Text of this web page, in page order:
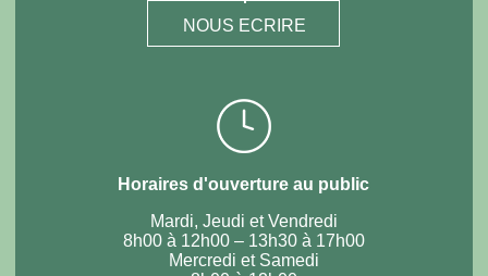
NOUS ECRIRE
Horaires d'ouverture au public
Mardi, Jeudi et Vendredi
8h00 à 12h00 – 13h30 à 17h00
Mercredi et Samedi